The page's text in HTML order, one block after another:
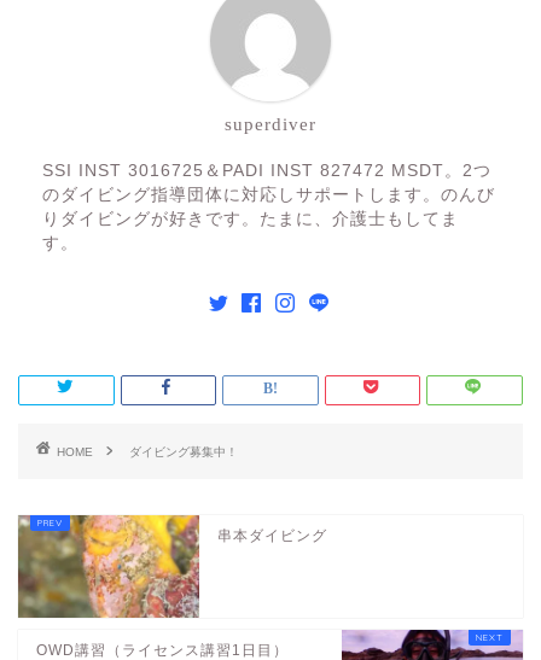
superdiver
SSI INST 3016725＆PADI INST 827472 MSDT。2つ
のダイビング指導団体に対応しサポートします。のんび
りダイビングが好きです。たまに、介護士もしてま
す。
HOME ダイビング募集中！
串本ダイビング
OWD講習（ライセンス講習1日目）